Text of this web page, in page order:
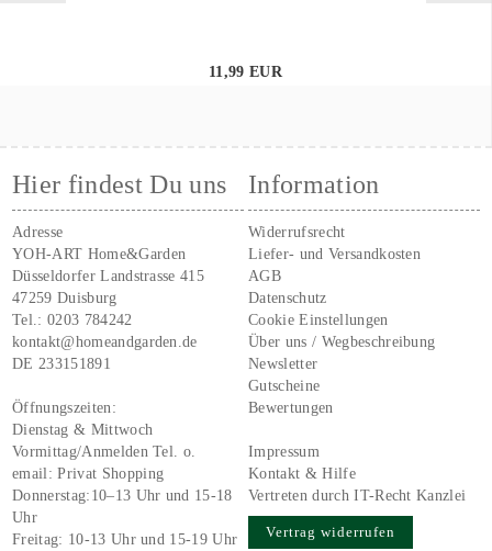
11,99 EUR
Hier findest Du uns
Adresse
YOH-ART Home&Garden
Düsseldorfer Landstrasse 415
47259 Duisburg
Tel.:0203 784242
kontakt@homeandgarden.de
DE 233151891
Öffnungszeiten:
Dienstag & Mittwoch
Vormittag/Anmelden Tel. o.
email:Privat Shopping
Donnerstag:10–13 Uhr und 15-18
Uhr
Freitag: 10-13 Uhr und 15-19 Uhr
Information
Widerrufsrecht
Liefer- und Versandkosten
AGB
Datenschutz
Cookie Einstellungen
Über uns / Wegbeschreibung
Newsletter
Gutscheine
Bewertungen
Impressum
Kontakt & Hilfe
Vertreten durch IT-Recht Kanzlei
Vertrag widerrufen